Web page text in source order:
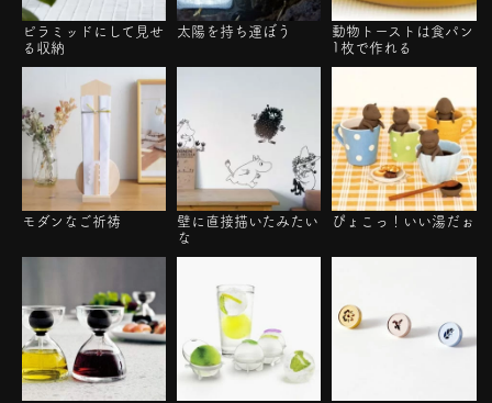
ピラミッドにして見せ
る収納
太陽を持ち運ぼう
動物トーストは食パン
1枚で作れる
モダンなご祈祷
壁に直接描いたみたい
な
ぴょこっ！いい湯だぉ